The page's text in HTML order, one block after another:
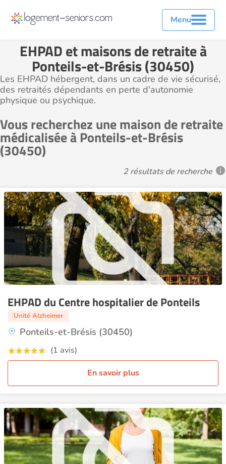
Menu
EHPAD et maisons de retraite à
Ponteils-et-Brésis (30450)
Les EHPAD hébergent, dans un cadre de vie sécurisé,
des retraités dépendants en perte d'autonomie
physique ou psychique.
Vous recherchez une maison de retraite
médicalisée à Ponteils-et-Brésis
(30450)
2 résultats de recherche
EHPAD du Centre hospitalier de Ponteils
Unité Alzheimer
Ponteils-et-Brésis (30450)
(1 avis)
En savoir plus